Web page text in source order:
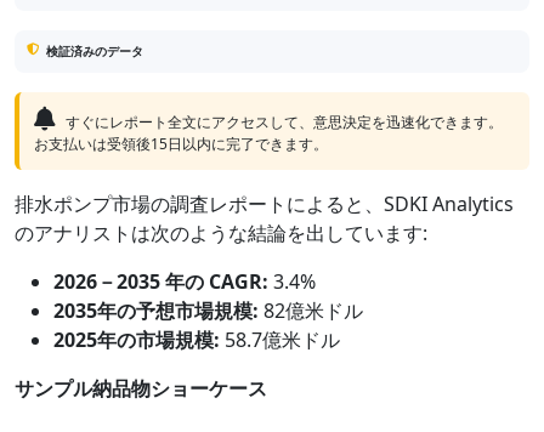
検証済みのデータ
すぐにレポート全文にアクセスして、意思決定を迅速化できます。
お支払いは受領後15日以内に完了できます。
排水ポンプ市場の調査レポートによると、SDKI Analytics
のアナリストは次のような結論を出しています:
2026－2035 年の CAGR: 3.4%
2035年の予想市場規模: 82億米ドル
2025年の市場規模: 58.7億米ドル
サンプル納品物ショーケース